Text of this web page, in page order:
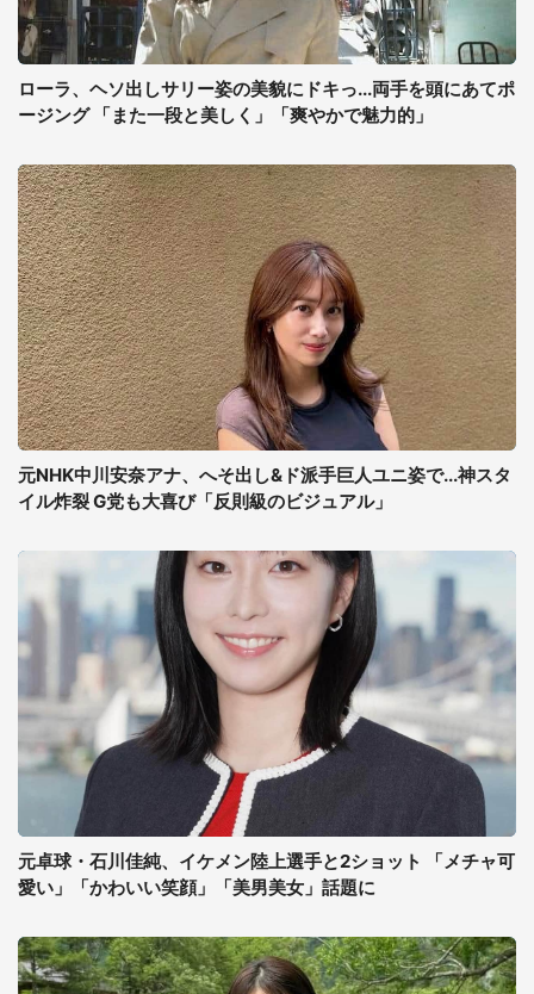
ローラ、ヘソ出しサリー姿の美貌にドキっ...両手を頭にあてポ
ージング 「また一段と美しく」「爽やかで魅力的」
元NHK中川安奈アナ、へそ出し&ド派手巨人ユニ姿で...神スタ
イル炸裂 G党も大喜び「反則級のビジュアル」
元卓球・石川佳純、イケメン陸上選手と2ショット 「メチャ可
愛い」「かわいい笑顔」「美男美女」話題に